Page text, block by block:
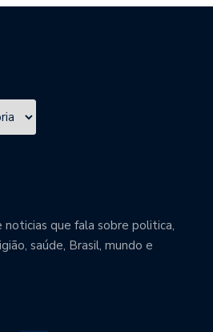
que fala sobre politica,
saúde, Brasil, mundo e